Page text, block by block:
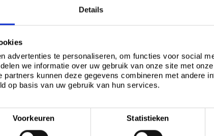
Details
advertenties te personaliseren, om functies voor social
we informatie over uw gebruik van onze site met
partners kunnen deze gegevens combineren met andere
op basis van uw gebruik van hun services.
Voorkeuren Statistieken
in renovatie
gunstig voor zowel de
voornaamste obstakel lijkt te zitten in de
in een renovatieproject gelijk staat
het geval zijn – zeker wanneer er
worden. Echter, bij meer recente
(Bijv. loodsen), kunnen aanzienlijke
en ook nog eens waarde toevoegen
van hoge niveaus van luchtdichtheid en
energiebesparing en verminderde
project is vaak gewoon een
producten